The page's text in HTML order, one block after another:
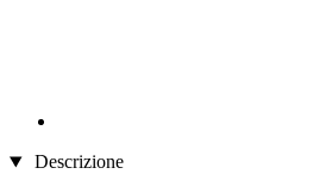
Descrizione